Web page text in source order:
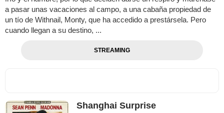
a pasar unas vacaciones al campo, a una cabaña propiedad de
un tío de Withnail, Monty, que ha accedido a prestársela. Pero
cuando llegan a su destino, ...
STREAMING
Shanghai Surprise